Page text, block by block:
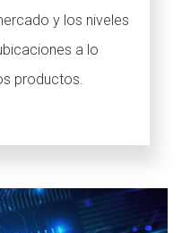
y los niveles
a lo
productos.